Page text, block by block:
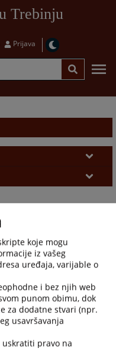
Trebinju
Prijava
koje mogu
iz vašeg
uređaja, varijable o
i bez njih web
punom obimu, dok
za dodatne stvari (npr.
usavršavanja
pravo na